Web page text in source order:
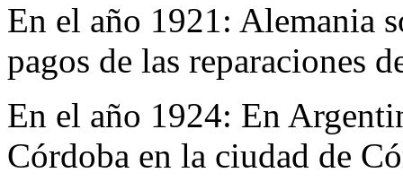
En el año 1921: Alemania
pagos de las reparaciones
En el año 1924: En
Córdoba en la ciudad de